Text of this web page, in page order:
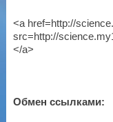
<a href=http://
src=http://
</a>
Обмен ссылками: